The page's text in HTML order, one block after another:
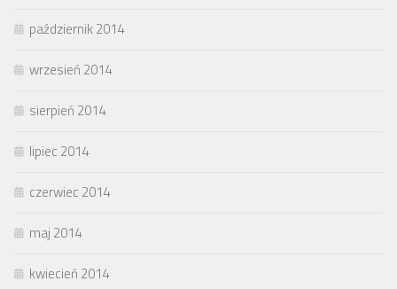
październik 2014
wrzesień 2014
sierpień 2014
lipiec 2014
czerwiec 2014
maj 2014
kwiecień 2014